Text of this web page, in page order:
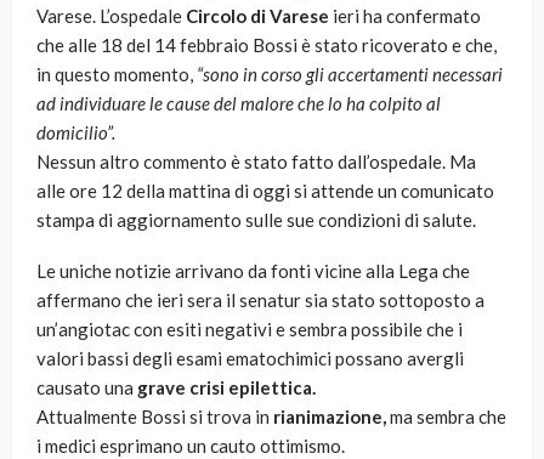
Varese. L’ospedale Circolo di Varese ieri ha confermato
che alle 18 del 14 febbraio Bossi è stato ricoverato e che,
in questo momento, “sono in corso gli accertamenti necessari
ad individuare le cause del malore che lo ha colpito al
domicilio”.
Nessun altro commento è stato fatto dall’ospedale. Ma
alle ore 12 della mattina di oggi si attende un comunicato
stampa di aggiornamento sulle sue condizioni di salute.
Le uniche notizie arrivano da fonti vicine alla Lega che
affermano che ieri sera il senatur sia stato sottoposto a
un’angiotac con esiti negativi e sembra possibile che i
valori bassi degli esami ematochimici possano avergli
causato una grave crisi epilettica.
Attualmente Bossi si trova in rianimazione,ma sembra che
i medici esprimano un cauto ottimismo.